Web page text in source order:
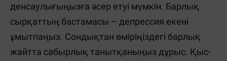
денсаулығыңызға әсер етуі мүмкін. Барлық
сырқаттың бастамасы – депрессия екені
ұмытпаңыз. Сондықтан өміріңіздегі барлық
жайтта сабырлық танытқаныңыз дұрыс. Қыс-